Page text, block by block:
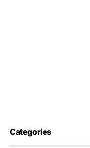
Categories